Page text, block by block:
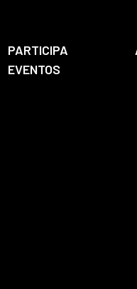
PARTICIPA
EVENTOS